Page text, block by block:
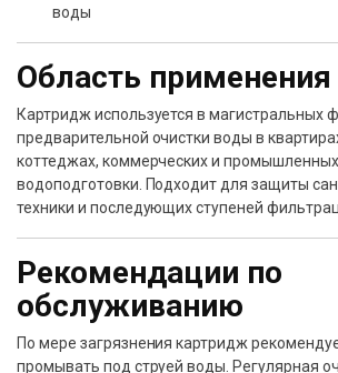
воды
Область применения
Картридж используется в магистральных
предварительной очистки воды в
коттеджах, коммерческих и
водоподготовки. Подходит для защиты
техники и последующих ступеней
Рекомендации по
обслуживанию
По мере загрязнения картридж
промывать под струей воды. Регулярная